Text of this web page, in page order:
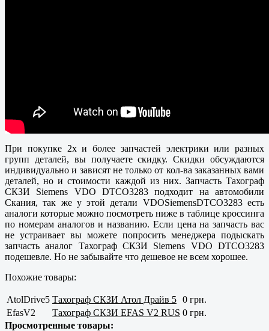
При покупке 2х и более запчастей электрики или разных
групп деталей, вы получаете скидку. Скидки обсуждаются
индивидуально и зависят не только от кол-ва заказанных вами
деталей, но и стоимости каждой из них. Запчасть Тахограф
СКЗИ Siemens VDO DTCO3283 подходит на автомобили
Скания, так же у этой детали VDOSiemensDTCO3283 есть
аналоги которые можно посмотреть ниже в таблице кроссинга
по номерам аналогов и названию. Если цена на запчасть вас
не устраивает вы можете попросить менеджера подыскать
запчасть аналог Тахограф СКЗИ Siemens VDO DTCO3283
подешевле. Но не забывайте что дешевое не всем хорошее.
Похожие товары:
AtolDrive5 Тахограф СКЗИ Атол Драйв 5 0 грн.
EfasV2
Тахограф СКЗИ EFAS V2 RUS 0 грн.
Просмотренные товары: